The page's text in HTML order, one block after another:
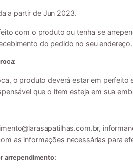
a partir de Jun 2023.
com o produto ou tenha se
do pedido no seu endereço.
o produto deverá estar em
que o item esteja em sua
,
as informações necessárias para
arrependimento: